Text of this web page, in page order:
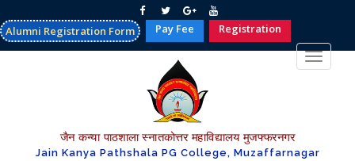
Alumni Registration Form Pay Fee Registration
Toggle
जैन कन्या पाठशाला स्नातकोत्तर महाविद्यालय मुजफ्फरनगर
Jain Kanya Pathshala PG College, Muzaffarnagar